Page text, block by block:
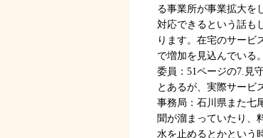
る事業所が事業拡大を
対応できるという話も
ります。在宅のサービ
で増加を見込んでいる。
委員：51ページの7.見
とあるが、実際サービ
事務局：石川県また七
聞が溜まっていたり、
水を止めるとかという